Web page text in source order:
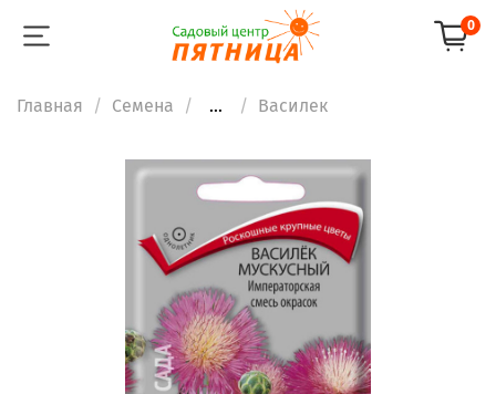
0
Главная Семена ... Василек